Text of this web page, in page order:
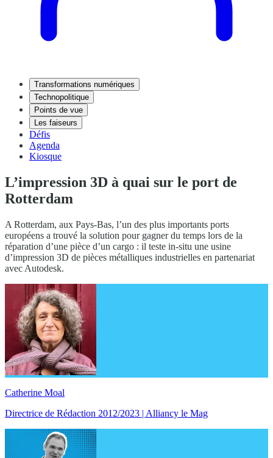
Transformations numériques
Technopolitique
Points de vue
Les faiseurs
Défis
Agenda
Kiosque
L’impression 3D à quai sur le port de
Rotterdam
A Rotterdam, aux Pays-Bas, l’un des plus importants ports
européens a trouvé la solution pour gagner du temps lors de la
réparation d’une pièce d’un cargo : il teste in-situ une usine
d’impression 3D de pièces métalliques industrielles en partenariat
avec Autodesk.
Catherine Moal
Directrice de Rédaction 2012/2023 | Alliancy le Mag